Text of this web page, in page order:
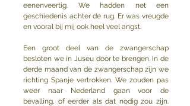
eenenveertig. We hadden net een
geschiedenis achter de rug. Er was vreugde
en vooral bij mij ook heel veel angst.
Een groot deel van de zwangerschap
besloten we in Juseu door te brengen. In de
derde maand van de zwangerschap zijn we
richting Spanje vertrokken. We zouden pas
weer naar Nederland gaan voor de
bevalling, of eerder als dat nodig zou zijn.